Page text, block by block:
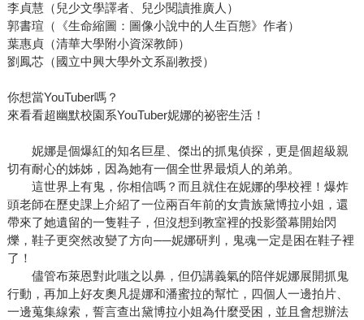
李貞慧（兒少文學譯者、兒少閱讀推廣人）
郭書瑄（《生命縮圖：圖像小說中的人生百態》作者）
葉惠貞（清華大學附小資深教師）
劉鳳芯（國立中興大學外文系副教授）
你想當YouTuber嗎？
來看看超幽默校園系YouTuber妮娜的祕密生活！
妮娜是個爆紅的知名巨星、傑出的抓鬼偵探，更是個超級親
切有耐心的姊姊，因為她有一個全世界最煩人的弟弟。
這世界上有鬼，你相信嗎？而且就住在妮娜的學校裡！爆炸
頭老師在歷史課上介紹了一位兩百年前的女貴族黛博拉小姐，還
帶來了她遺留的一隻鞋子，但沒想到教室裡的投影螢幕開始閃
爍，鞋子更突然改變了方向──妮娜研判，鬼魂一定是困在鞋子裡
了！
儘管布萊恩對此嗤之以鼻，但仍講義氣的陪伴妮娜展開抓鬼
行動，再加上好友奧凡提娜和潘蜜拉的幫忙，四個人一邊拍片、
一邊蒐集線索，誓言查出黛博拉小姐為什麼受困，並且會想辦法